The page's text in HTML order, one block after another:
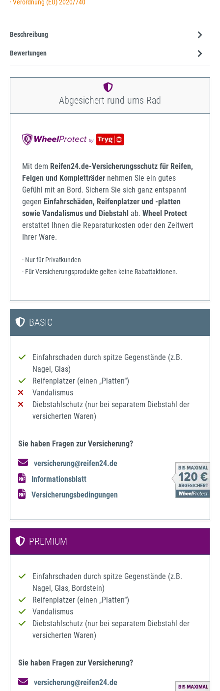
· Verordnung (EU) 2020/740
Beschreibung
Bewertungen
Abgesichert rund ums Rad
Mit dem Reifen24.de-Versicherungsschutz für Reifen,
Felgen und Kompletträder nehmen Sie ein gutes
Gefühl mit an Bord. Sichern Sie sich ganz entspannt
gegen Einfahrschäden, Reifenplatzer und -platten
sowie Vandalismus und Diebstahl ab. Wheel Protect
erstattet Ihnen die Reparaturkosten oder den Zeitwert
Ihrer Ware.
· Nur für Privatkunden
· Für Versicherungsprodukte gelten keine Rabattaktionen.
BASIC
Einfahrschaden durch spitze Gegenstände (z.B.
Nagel, Glas)
Reifenplatzer (einen „Platten“)
Vandalismus
Diebstahlschutz (nur bei separatem Diebstahl der
versicherten Waren)
Sie haben Fragen zur Versicherung?
versicherung@reifen24.de
Informationsblatt
Versicherungsbedingungen
PREMIUM
Einfahrschaden durch spitze Gegenstände (z.B.
Nagel, Glas, Bordstein)
Reifenplatzer (einen „Platten“)
Vandalismus
Diebstahlschutz (nur bei separatem Diebstahl der
versicherten Waren)
Sie haben Fragen zur Versicherung?
versicherung@reifen24.de